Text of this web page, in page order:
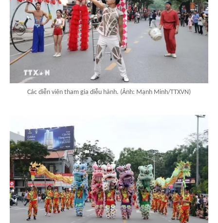
Các diễn viên tham gia diễu hành. (Ảnh: Mạnh Minh/TTXVN)